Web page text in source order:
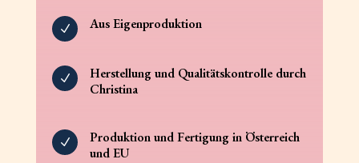
N Aus Eigenproduktion
N
Herstellung und Qualitätskontrolle durch
Christina
N
Produktion und Fertigung in Österreich
und EU